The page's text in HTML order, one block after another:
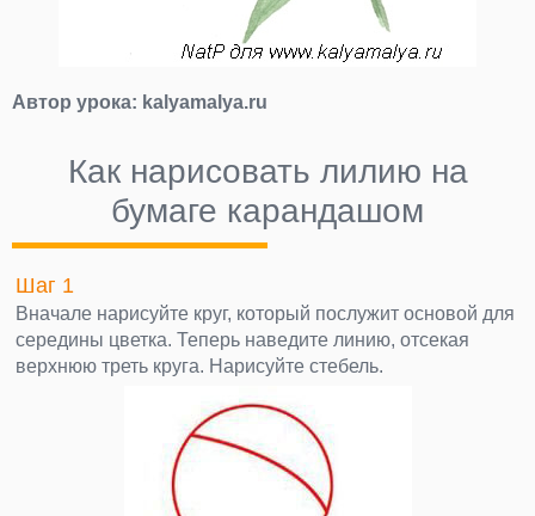
Автор урока: kalyamalya.ru
Как нарисовать лилию на
бумаге карандашом
Шаг 1
Вначале нарисуйте круг, который послужит основой для
середины цветка. Теперь наведите линию, отсекая
верхнюю треть круга. Нарисуйте стебель.